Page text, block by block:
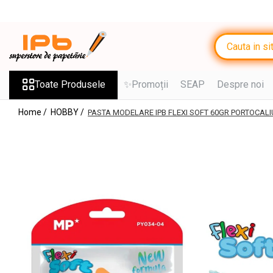
Toate Produsele
Ghiozdane, Rucsacuri, Trolere
Penare, Etuiuri, Necessaire
Blocuri de desen
Coperți
Stilouri si Rollere cu Cerneala
Toate Produsele ✨Promoții SEAP Despre noi
Home / HOBBY / PASTA MODELARE IPB FLEXI SOFT 60GR